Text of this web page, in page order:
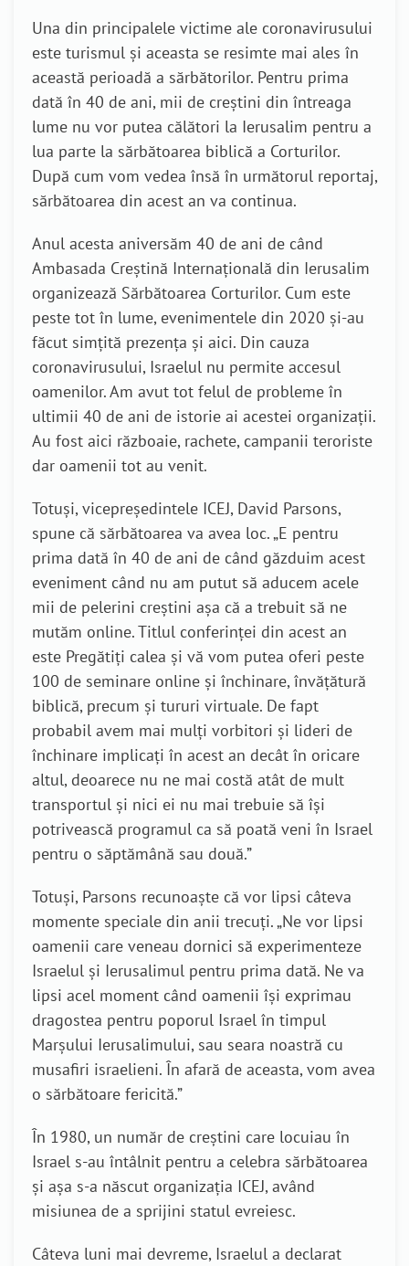
Una din principalele victime ale coronavirusului
este turismul și aceasta se resimte mai ales în
această perioadă a sărbătorilor. Pentru prima
dată în 40 de ani, mii de creștini din întreaga
lume nu vor putea călători la Ierusalim pentru a
lua parte la sărbătoarea biblică a Corturilor.
După cum vom vedea însă în următorul reportaj,
sărbătoarea din acest an va continua.
Anul acesta aniversăm 40 de ani de când
Ambasada Creștină Internațională din Ierusalim
organizează Sărbătoarea Corturilor. Cum este
peste tot în lume, evenimentele din 2020 și-au
făcut simțită prezența și aici. Din cauza
coronavirusului, Israelul nu permite accesul
oamenilor. Am avut tot felul de probleme în
ultimii 40 de ani de istorie ai acestei organizații.
Au fost aici războaie, rachete, campanii teroriste
dar oamenii tot au venit.
Totuși, vicepreședintele ICEJ, David Parsons,
spune că sărbătoarea va avea loc. „E pentru
prima dată în 40 de ani de când găzduim acest
eveniment când nu am putut să aducem acele
mii de pelerini creștini așa că a trebuit să ne
mutăm online. Titlul conferinței din acest an
este Pregătiți calea și vă vom putea oferi peste
100 de seminare online și închinare, învățătură
biblică, precum și tururi virtuale. De fapt
probabil avem mai mulți vorbitori și lideri de
închinare implicați în acest an decât în oricare
altul, deoarece nu ne mai costă atât de mult
transportul și nici ei nu mai trebuie să își
potrivească programul ca să poată veni în Israel
pentru o săptămână sau două.”
Totuși, Parsons recunoaște că vor lipsi câteva
momente speciale din anii trecuți. „Ne vor lipsi
oamenii care veneau dornici să experimenteze
Israelul și Ierusalimul pentru prima dată. Ne va
lipsi acel moment când oamenii își exprimau
dragostea pentru poporul Israel în timpul
Marșului Ierusalimului, sau seara noastră cu
musafiri israelieni. În afară de aceasta, vom avea
o sărbătoare fericită.”
În 1980, un număr de creștini care locuiau în
Israel s-au întâlnit pentru a celebra sărbătoarea
și așa s-a născut organizația ICEJ, având
misiunea de a sprijini statul evreiesc.
Câteva luni mai devreme, Israelul a declarat